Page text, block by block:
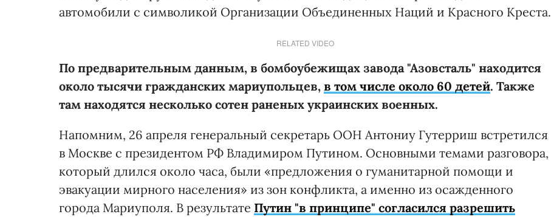
автомобили с символикой Организации Объединенных Наций и Красного Креста.
RELATED VIDEO
По предварительным данным, в бомбоубежищах завода "Азовсталь" находится
около тысячи гражданских мариупольцев, в том числе около 60 детей. Также
там находятся несколько сотен раненых украинских военных.
Напомним, 26 апреля генеральный секретарь ООН Антониу Гутерриш встретился
в Москве с президентом РФ Владимиром Путином. Основными темами разговора,
который длился около часа, были «предложения о гуманитарной помощи и
эвакуации мирного населения» из зон конфликта, а именно из осажденного
города Мариуполя. В результате Путин "в принципе" согласился разрешить